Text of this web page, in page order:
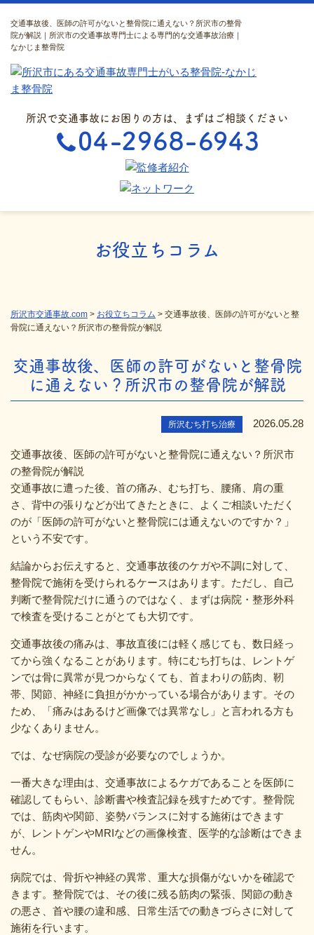
交通事故後、医師の許可がないと整骨院に通えない？所沢市の整骨
院が解説｜所沢市の交通事故専門士による専門的な交通事故治療｜
なかじま整骨院
所沢で交通事故にお困りの方は、まずはご相談ください
お役立ちコラム
所沢市交通事故.com > お役立ちコラム > 交通事故後、医師の許可がないと整
骨院に通えない？所沢市の整骨院が解説
交通事故後、医師の許可がないと整骨院
に通えない？所沢市の整骨院が解説
所沢むち打ち治療 2026.05.28
交通事故後、医師の許可がないと整骨院に通えない？所沢市
の整骨院が解説
交通事故に遭った後、首の痛み、むち打ち、腰痛、肩の重
さ、背中の張りなどが出てきたときに、よくご相談いただく
のが「医師の許可がないと整骨院には通えないのですか？」
という不安です。
結論からお伝えすると、交通事故後のケガや不調に対して、
整骨院で施術を受けられるケースはあります。ただし、自己
判断で整骨院だけに通うのではなく、まずは病院・整形外科
で検査を受けることがとても大切です。
交通事故後の痛みは、事故直後には軽く感じても、数日経っ
てから強くなることがあります。特にむち打ちは、レントゲ
ンでは骨に異常が見つからなくても、首まわりの筋肉、靭
帯、関節、神経に負担がかかっている場合があります。その
ため、「痛みはあるけど画像では異常なし」と言われる方も
少なくありません。
では、なぜ病院の受診が必要なのでしょうか。
一番大きな理由は、交通事故によるケガであることを医師に
確認してもらい、診断書や検査記録を残すためです。整骨院
では、筋肉や関節、姿勢バランスに対する施術はできます
が、レントゲンやMRIなどの画像検査、医学的な診断はできま
せん。
病院では、骨折や神経の異常、重大な損傷がないかを確認で
きます。整骨院では、その後に残る筋肉の緊張、関節の動き
の悪さ、首や腰の違和感、日常生活での動きづらさに対して
施術を行います。